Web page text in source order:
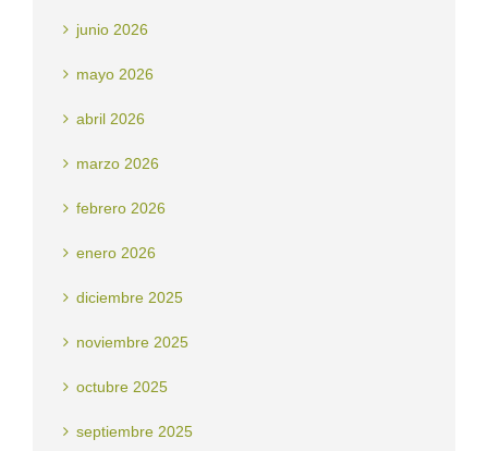
junio 2026
mayo 2026
abril 2026
marzo 2026
febrero 2026
enero 2026
diciembre 2025
noviembre 2025
octubre 2025
septiembre 2025